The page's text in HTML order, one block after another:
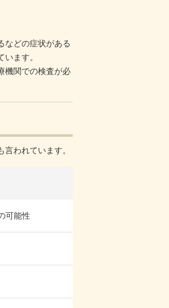
などの症状がある
ます。
機関での検査が必
われています。
可能性